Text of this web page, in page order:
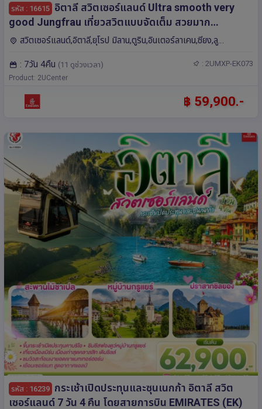
รหัส : 16615 อิตาลี สวิตเซอร์แลนด์ Ultra smooth very
good Jungfrau เที่ยวสวิตแบบจัดเต็ม สวยมาก
บรรยากาศใบไม้เปลี่ยนสี ชิมไอติมเจลาโต้ที่อิตาลีประเทศ
สวิตเซอร์แลนด์,อิตาลี,ยุโรป มิลาน,ตูริน,อินเตอร์ลาเคน,ซียง,ลู
: 7วัน 4คืน (11 ดูช่วงเวลา) : 2UMXP-EK073
Product: 2UCenter
฿ 59,900.-
รหัส : 16239 กระเช้าเปิดประทุนและซุนเนกก้า อิตาลี สวิต
เซอร์แลนด์ 7 วัน 4 คืน โดยสายการบิน EMIRATES (EK)